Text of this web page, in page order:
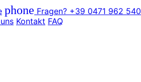
phone Fragen? +39 0471 962 540
Kontakt FAQ